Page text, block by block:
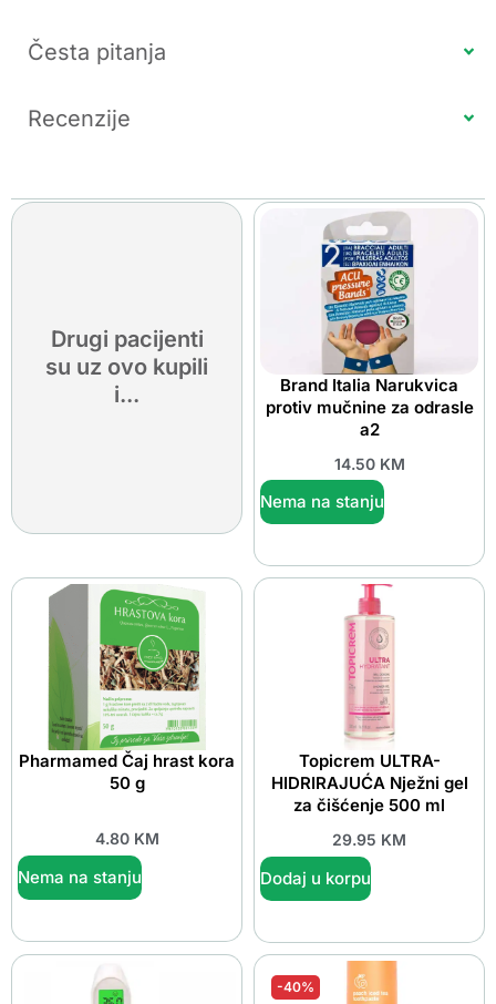
Česta pitanja
Recenzije
Drugi pacijenti
su uz ovo kupili
i...
Brand Italia Narukvica
protiv mučnine za odrasle
a2
14.50 KM
Nema na stanju
Pharmamed Čaj hrast kora
50 g
4.80 KM
Nema na stanju
Topicrem ULTRA-
HIDRIRAJUĆA Nježni gel
za čišćenje 500 ml
29.95 KM
Dodaj u korpu
-40%